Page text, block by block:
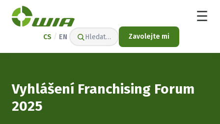
☰
CS / EN Hledat… Zavolejte mi
Vyhlášení Franchising Forum
2025